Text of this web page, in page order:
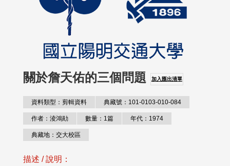
關於詹天佑的三個問題 加入匯出清單
資料類型：剪輯資料 典藏號：101-0103-010-084
作者：淩鴻勛 數量：1篇 年代：1974
典藏地：交大校區
描述 / 說明：